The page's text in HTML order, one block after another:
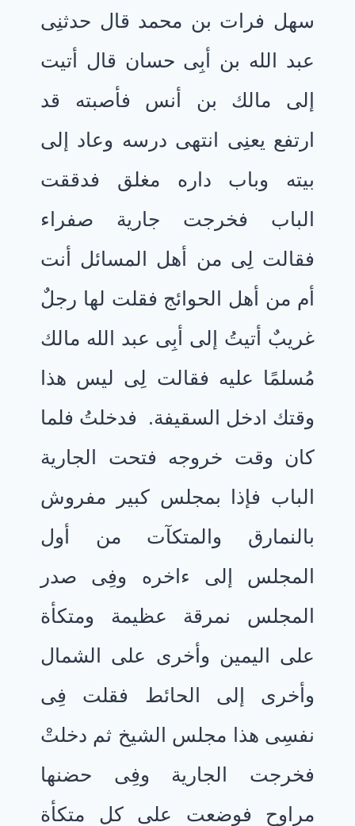
سهل فرات بن محمد قال حدثنِى
عبد الله بن أبِى حسان قال أتيت
إلى مالك بن أنس فأصبته قد
ارتفع يعنِى انتهى درسه وعاد إلى
بيته وباب داره مغلق فدققت
الباب فخرجت جارية صفراء
فقالت لِى من أهل المسائل أنت
أم من أهل الحوائج فقلت لها رجلٌ
غريبٌ أتيتُ إلى أبِى عبد الله مالك
مُسلمًا عليه فقالت لِى ليس هذا
وقتك ادخل السقيفة. فدخلتُ فلما
كان وقت خروجه فتحت الجارية
الباب فإذا بمجلس كبير مفروش
بالنمارق والمتكآت من أول
المجلس إلى ءاخره وفِى صدر
المجلس نمرقة عظيمة ومتكأة
على اليمين وأخرى على الشمال
وأخرى إلى الحائط فقلت فِى
نفسِى هذا مجلس الشيخ ثم دخلتْ
فخرجت الجارية وفِى حضنها
مراوح فوضعت على كل متكأة